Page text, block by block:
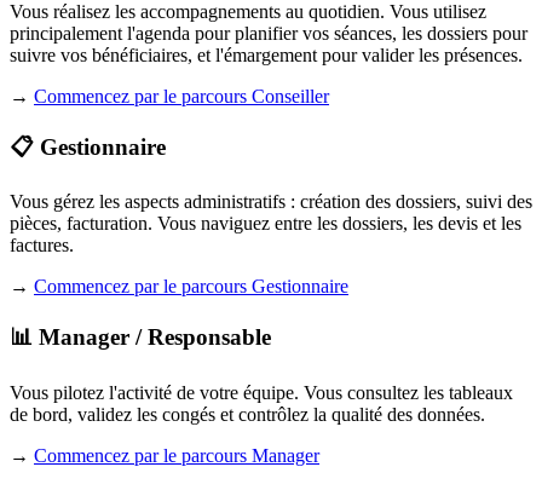
Vous réalisez les accompagnements au quotidien. Vous utilisez
principalement l'agenda pour planifier vos séances, les dossiers pour
suivre vos bénéficiaires, et l'émargement pour valider les présences.
→ Commencez par le parcours Conseiller
📋 Gestionnaire
Vous gérez les aspects administratifs : création des dossiers, suivi des
pièces, facturation. Vous naviguez entre les dossiers, les devis et les
factures.
→ Commencez par le parcours Gestionnaire
📊 Manager / Responsable
Vous pilotez l'activité de votre équipe. Vous consultez les tableaux
de bord, validez les congés et contrôlez la qualité des données.
→ Commencez par le parcours Manager